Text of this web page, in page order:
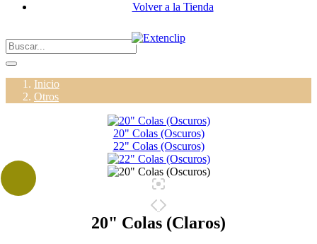
Volver a la Tienda
Inicio
Otros
20" Colas (Oscuros)
22" Colas (Oscuros)
20" Colas (Claros)